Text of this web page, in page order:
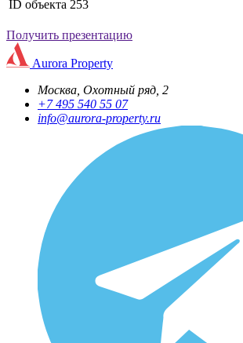
ID объекта 253
Получить презентацию
Aurora Property
Москва, Охотный ряд, 2
+7 495 540 55 07
info@aurora-property.ru